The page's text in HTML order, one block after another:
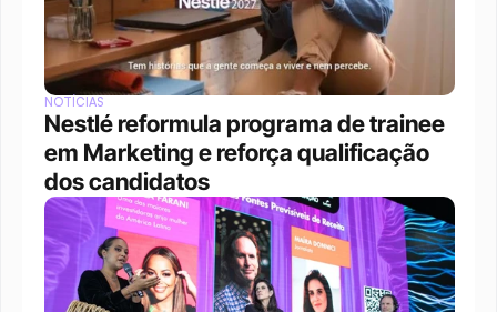
NOTÍCIAS
Nestlé reformula programa de trainee
em Marketing e reforça qualificação
dos candidatos